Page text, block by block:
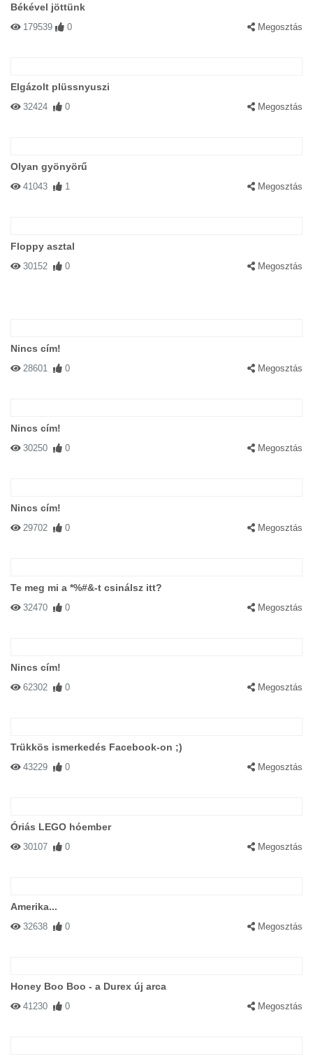
Békével jöttünk
179539 0 Megosztás
Elgázolt plüssnyuszi
32424 0 Megosztás
Olyan gyönyörű
41043 1 Megosztás
Floppy asztal
30152 0 Megosztás
Nincs cím!
28601 0 Megosztás
Nincs cím!
30250 0 Megosztás
Nincs cím!
29702 0 Megosztás
Te meg mi a *%#&-t csinálsz itt?
32470 0 Megosztás
Nincs cím!
62302 0 Megosztás
Trükkös ismerkedés Facebook-on ;)
43229 0 Megosztás
Óriás LEGO hóember
30107 0 Megosztás
Amerika...
32638 0 Megosztás
Honey Boo Boo - a Durex új arca
41230 0 Megosztás